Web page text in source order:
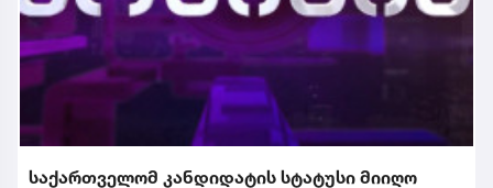
საქართველომ კანდიდატის სტატუსი მიიღო